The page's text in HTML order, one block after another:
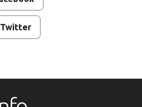
Twitter